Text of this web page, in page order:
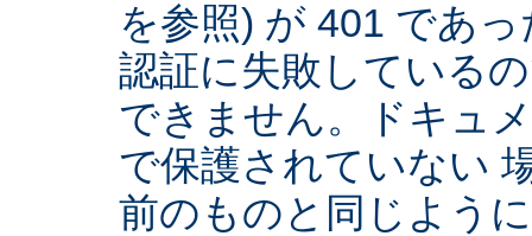
を参照) が 401 であ
認証に失敗している
できません。ドキュ
で保護されていない
前のものと同じよう